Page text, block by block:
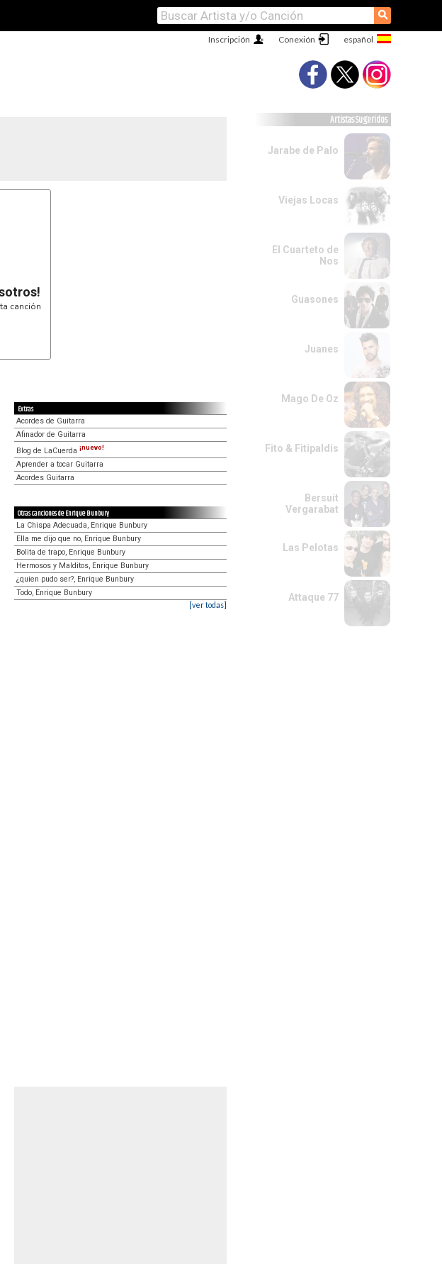
⚲
Conexión
Inscripción
canción
Extras
Acordes de Guitarra
Afinador de Guitarra
Blog de LaCuerda ¡nuevo!
Aprender a tocar Guitarra
Acordes Guitarra
Otras canciones de Enrique Bunbury
La Chispa Adecuada, Enrique Bunbury
Ella me dijo que no, Enrique Bunbury
Bolita de trapo, Enrique Bunbury
Hermosos y Malditos, Enrique Bunbury
¿quien pudo ser?, Enrique Bunbury
Todo, Enrique Bunbury
[ver todas]
Artistas Sugeridos
Jarabe de Palo
Viejas Locas
El Cuarteto de
Nos
Guasones
Juanes
Mago De Oz
Fito & Fitipaldis
Bersuit
Vergarabat
Las Pelotas
Attaque 77